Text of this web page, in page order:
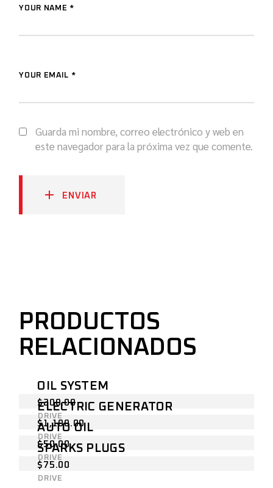
YOUR NAME *
YOUR EMAIL *
Guarda mi nombre, correo electrónico y web en
este navegador para la próxima vez que comente.
ENVIAR
PRODUCTOS
RELACIONADOS
DRIVE
OIL SYSTEM
$200.00
DRIVE
ELECTRIC GENERATOR
$1,100.00
DRIVE
AUTO OIL
$50.00
DRIVE
SPARKS PLUGS
$ 75.00